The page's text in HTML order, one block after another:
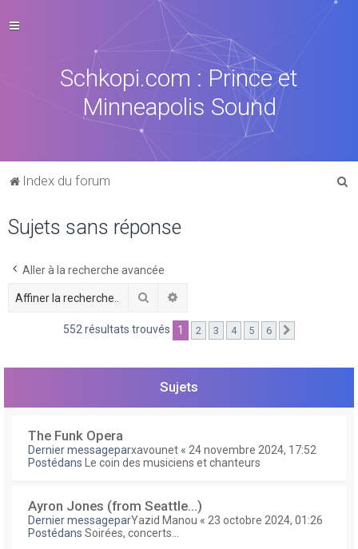
Schkopi.com : Prince et
Minneapolis Sound
Index du forum
Sujets sans réponse
Aller à la recherche avancée
Rechercher
552 résultats trouvés 1 2 3 4 5 6
Sujets
The Funk Opera
Dernier messageparxavounet « 24 novembre 2024, 17:52
Postédans
Le coin des musiciens et chanteurs
Ayron Jones (from Seattle...)
Dernier messageparYazid Manou « 23 octobre 2024, 01:26
Postédans Soirées, concerts...